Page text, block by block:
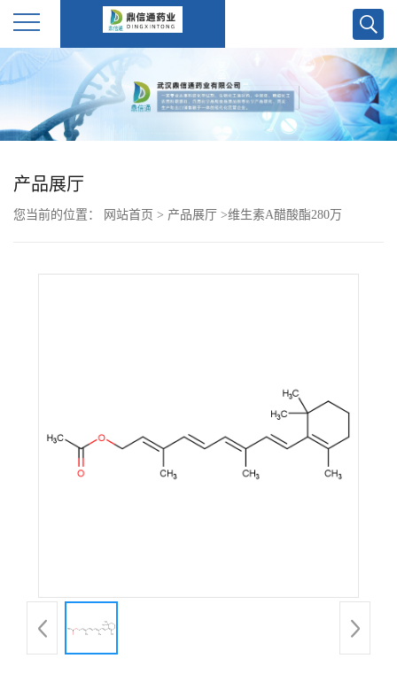
公
产
产品展厅
您当前的位置： 网站首页 > 产品展厅 >维生素A醋酸酯280万